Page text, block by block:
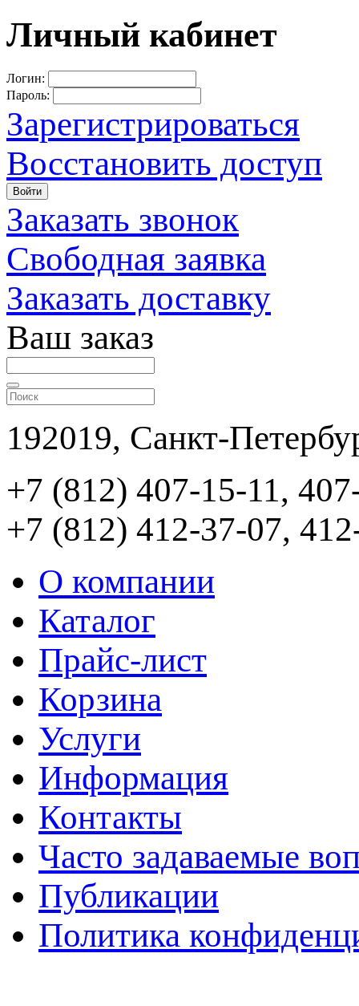
Личный кабинет
Логин:
Пароль:
Зарегистрироваться
Восстановить доступ
Войти
Заказать звонок
Свободная заявка
Заказать доставку
Ваш заказ
192019, Санкт-
+7 (812) 407-15-11,
+7 (812) 412-37-07,
О компании
Каталог
Прайс-лист
Корзина
Услуги
Информация
Контакты
Часто задаваемые
Публикации
Политика